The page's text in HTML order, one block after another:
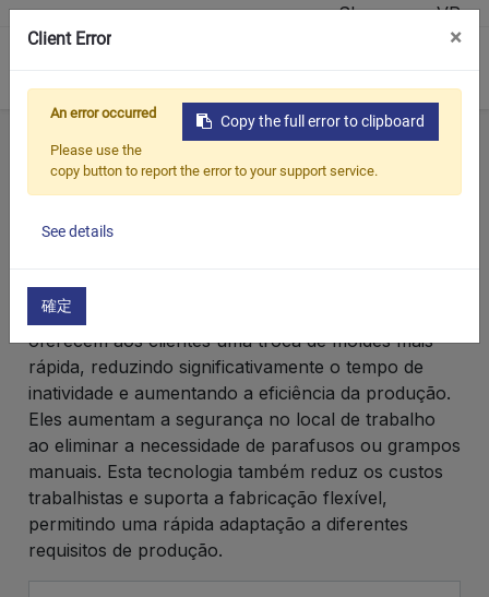
Showroom VR
Sistemas de troca rápida de molde
Sistemas de troca rápida
de molde
Os sistemas magnéticos de troca rápida de moldes
oferecem aos clientes uma troca de moldes mais
rápida, reduzindo significativamente o tempo de
inatividade e aumentando a eficiência da produção.
Eles aumentam a segurança no local de trabalho
ao eliminar a necessidade de parafusos ou grampos
manuais. Esta tecnologia também reduz os custos
trabalhistas e suporta a fabricação flexível,
permitindo uma rápida adaptação a diferentes
requisitos de produção.
Client Error ×
Copy the full error to clipboard
An error occurred
Please use the
copy button to report the error to your support service.
See details
確定